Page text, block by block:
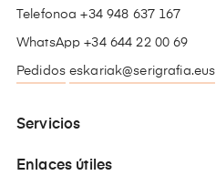
Telefonoa +34 948 637 167
WhatsApp +34 644 22 00 69
Pedidos eskariak@serigrafia.eus
Servicios
Enlaces útiles